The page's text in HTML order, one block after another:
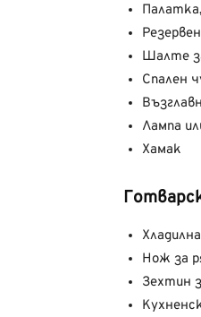
Шалте
Спален
Лампа
Хамак
Нож за
Зехтин